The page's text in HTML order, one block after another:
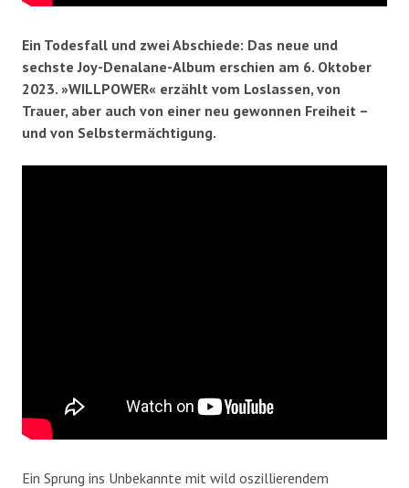
Ein Todesfall und zwei Abschiede: Das neue und
sechste Joy-Denalane-Album erschien am 6. Oktober
2023. »WILLPOWER« erzählt vom Loslassen, von
Trauer, aber auch von einer neu gewonnen Freiheit –
und von Selbstermächtigung.
Ein Sprung ins Unbekannte mit wild oszillierendem